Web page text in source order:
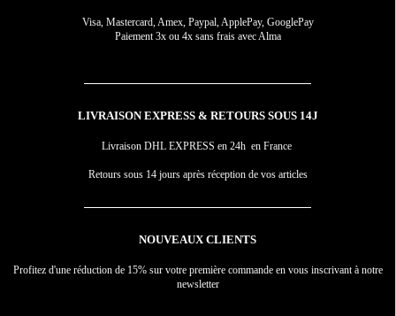
Visa, Mastercard, Amex, Paypal, ApplePay, GooglePay
Paiement 3x ou 4x sans frais avec Alma
LIVRAISON EXPRESS & RETOURS SOUS 14J
Livraison DHL EXPRESS en 24h en France
Retours sous 14 jours après réception de vos articles
NOUVEAUX CLIENTS
Profitez d'une réduction de 15% sur votre première commande en vous inscrivant à notre
newsletter